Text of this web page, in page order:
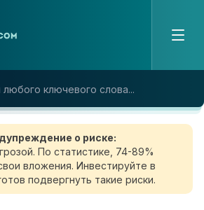
о риске:
По статистике, 74-89%
вложения. Инвестируйте в
подвергнуть такие риски.